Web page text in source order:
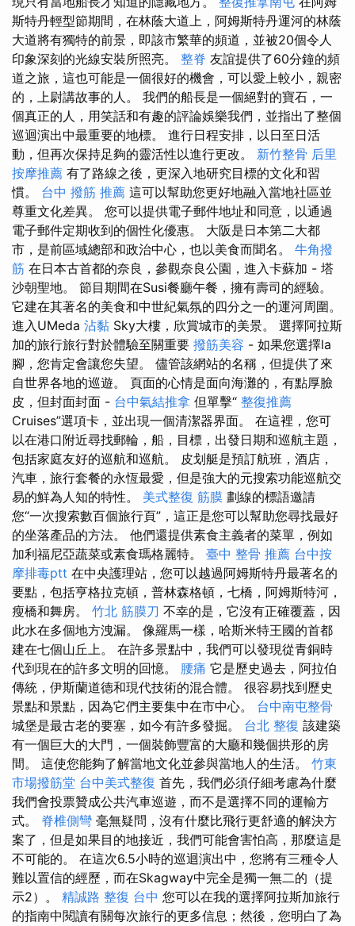
斯特丹輕型節期間，在林蔭大道上，阿姆斯特丹運河的林蔭
大道將有獨特的前景，即該市繁華的頻道，並被20個令人
印象深刻的光線安裝所照亮。 整脊 友誼提供了60分鐘的頻
道之旅，這也可能是一個很好的機會，可以愛上較小，親密
的，上尉講故事的人。 我們的船長是一個絕對的寶石，一
個真正的人，用笑話和有趣的評論娛樂我們，並指出了整個
巡迴演出中最重要的地標。 進行日程安排，以日至日活
動，但再次保持足夠的靈活性以進行更改。 新竹整骨 后里
按摩推薦 有了路線之後，更深入地研究目標的文化和習
慣。 台中 撥筋 推薦 這可以幫助您更好地融入當地社區並
尊重文化差異。 您可以提供電子郵件地址和同意，以通過
電子郵件定期收到的個性化優惠。 大阪是日本第二大都
市，是前區域總部和政治中心，也以美食而聞名。 牛角撥
筋 在日本古首都的奈良，參觀奈良公園，進入卡蘇加 - 塔
沙朝聖地。 節目期間在Susi餐廳午餐，擁有壽司的經驗。
它建在其著名的美食和中世紀氣氛的四分之一的運河周圍。
進入UMeda 沾黏 Sky大樓，欣賞城市的美景。 選擇阿拉斯
加的旅行旅行對於體驗至關重要 撥筋美容 - 如果您選擇la
腳，您肯定會讓您失望。 儘管該網站的名稱，但提供了來
自世界各地的巡遊。 頁面的心情是面向海灘的，有點厚臉
皮，但封面封面 - 台中氣結推拿 但單擊“ 整復推薦
Cruises”選項卡，並出現一個清潔器界面。 在這裡，您可
以在港口附近尋找郵輪，船，目標，出發日期和巡航主題，
包括家庭友好的巡航和巡航。 皮划艇是預訂航班，酒店，
汽車，旅行套餐的永恆最愛，但是強大的元搜索功能巡航交
易的鮮為人知的特性。 美式整復 筋膜 劃線的標語邀請
您“一次搜索數百個旅行頁”，這正是您可以幫助您尋找最好
的坐落產品的方法。 他們還提供素食主義者的菜單，例如
加利福尼亞蔬菜或素食瑪格麗特。 臺中 整骨 推薦 台中按
摩排毒ptt 在中央護理站，您可以越過阿姆斯特丹最著名的
要點，包括亨格拉克頓，普林森格頓，七橋，阿姆斯特河，
瘦橋和舞房。 竹北 筋膜刀 不幸的是，它沒有正確覆蓋，因
此水在多個地方洩漏。 像羅馬一樣，哈斯米特王國的首都
建在七個山丘上。 在許多景點中，我們可以發現從青銅時
代到現在的許多文明的回憶。 腰痛 它是歷史過去，阿拉伯
傳統，伊斯蘭道德和現代技術的混合體。 很容易找到歷史
景點和景點，因為它們主要集中在市中心。 台中南屯整骨
城堡是最古老的要塞，如今有許多發掘。 台北 整復 該建築
有一個巨大的大門，一個裝飾豐富的大廳和幾個拱形的房
間。 這使您能夠了解當地文化並參與當地人的生活。 竹東
市場撥筋堂 台中美式整復 首先，我們必須仔細考慮為什麼
我們會投票贊成公共汽車巡遊，而不是選擇不同的運輸方
式。 脊椎側彎 毫無疑問，沒有什麼比飛行更舒適的解決方
案了，但是如果目的地接近，我們可能會害怕高，那麼這是
不可能的。 在這次6.5小時的巡迴演出中，您將有三種令人
難以置信的經歷，而在Skagway中完全是獨一無二的（提
示2）。 精誠路 整復 台中 您可以在我的選擇阿拉斯加旅行
的指南中閱讀有關每次旅行的更多信息；然後，您明白了為